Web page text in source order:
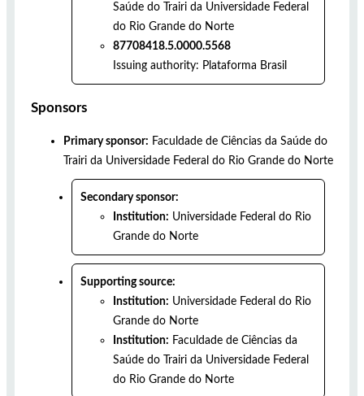
Saúde do Trairi da Universidade Federal
do Rio Grande do Norte
87708418.5.0000.5568
Issuing authority: Plataforma Brasil
Sponsors
Primary sponsor: Faculdade de Ciências da Saúde do
Trairi da Universidade Federal do Rio Grande do Norte
Secondary sponsor:
Institution: Universidade Federal do Rio
Grande do Norte
Supporting source:
Institution: Universidade Federal do Rio
Grande do Norte
Institution: Faculdade de Ciências da
Saúde do Trairi da Universidade Federal
do Rio Grande do Norte